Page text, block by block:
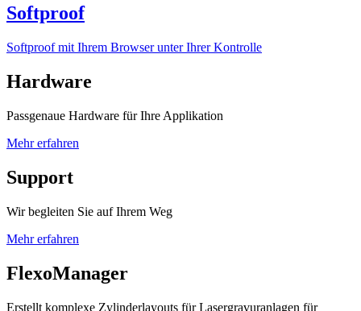
Softproof
Softproof mit Ihrem Browser unter Ihrer Kontrolle
Hardware
Passgenaue Hardware für Ihre Applikation
Mehr erfahren
Support
Wir begleiten Sie auf Ihrem Weg
Mehr erfahren
FlexoManager
Erstellt komplexe Zylinderlayouts für Lasergravuranlagen für